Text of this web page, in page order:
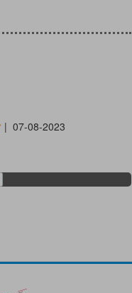
| 07-08-2023